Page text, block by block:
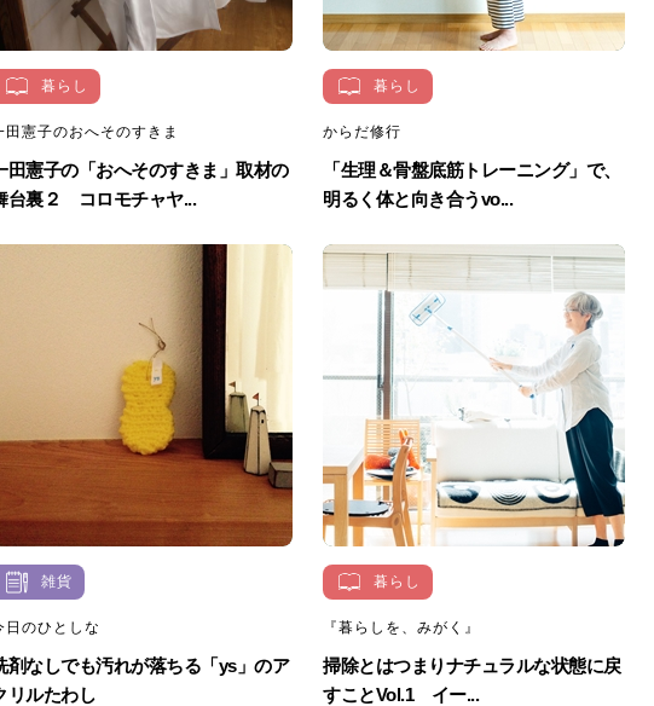
暮らし
田憲子のおへそのすきま
田憲子の「おへそのすきま」取材の
台裏２ コロモチャヤ...
暮らし
からだ修行
「生理＆骨盤底筋トレーニング」で、
明るく体と向き合うvo...
雑貨
日のひとしな
剤なしでも汚れが落ちる「ys」のア
リルたわし
暮らし
『暮らしを、みがく』
掃除とはつまりナチュラルな状態に戻
すことVol.1 イー...